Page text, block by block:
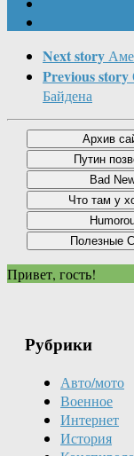
Next story
Previous story
Байдена
Привет, гость!
Рубрики
Авто/мото
Военное
Интернет
История